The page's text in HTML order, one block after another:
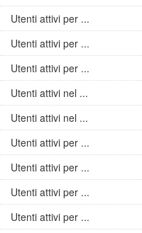
Utenti attivi per ...
Utenti attivi per ...
Utenti attivi per ...
Utenti attivi nel ...
Utenti attivi nel ...
Utenti attivi per ...
Utenti attivi per ...
Utenti attivi per ...
Utenti attivi per ...